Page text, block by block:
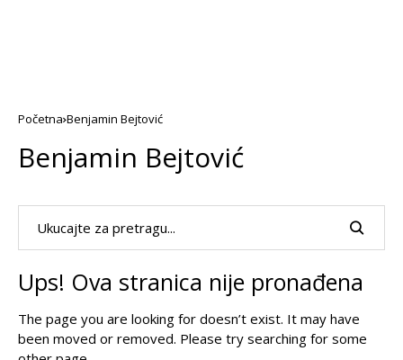
Početna Benjamin Bejtović
Benjamin Bejtović
Ups! Ova stranica nije pronađena
The page you are looking for doesn’t exist. It may have
been moved or removed. Please try searching for some